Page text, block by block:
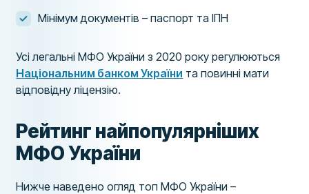
Мінімум документів – паспорт та ІПН
Усі легальні МФО України з 2020 року регулюються
Національним банком України та повинні мати
відповідну ліцензію.
Рейтинг найпопулярніших
МФО України
Нижче наведено огляд топ МФО України –